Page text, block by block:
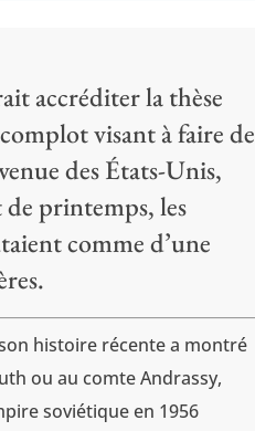
accréditer la thèse
visant à faire de
des États-Unis,
printemps, les
comme d’une
histoire récente a montré
ou au comte Andrassy,
soviétique en 1956